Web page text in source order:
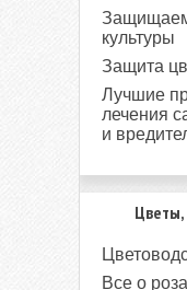
культуры
Защита
Лучшие
лечения
и
Цветы,
Все о